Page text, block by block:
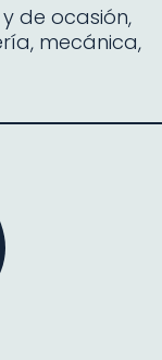
de ocasión,
mecánica,